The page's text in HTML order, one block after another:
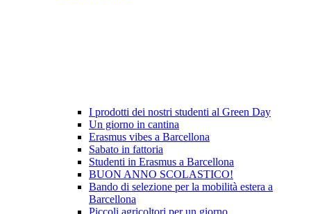
I prodotti dei nostri studenti al Green Day
Un giorno in cantina
Erasmus vibes a Barcellona
Sabato in fattoria
Studenti in Erasmus a Barcellona
BUON ANNO SCOLASTICO!
Bando di selezione per la mobilità estera a
Barcellona